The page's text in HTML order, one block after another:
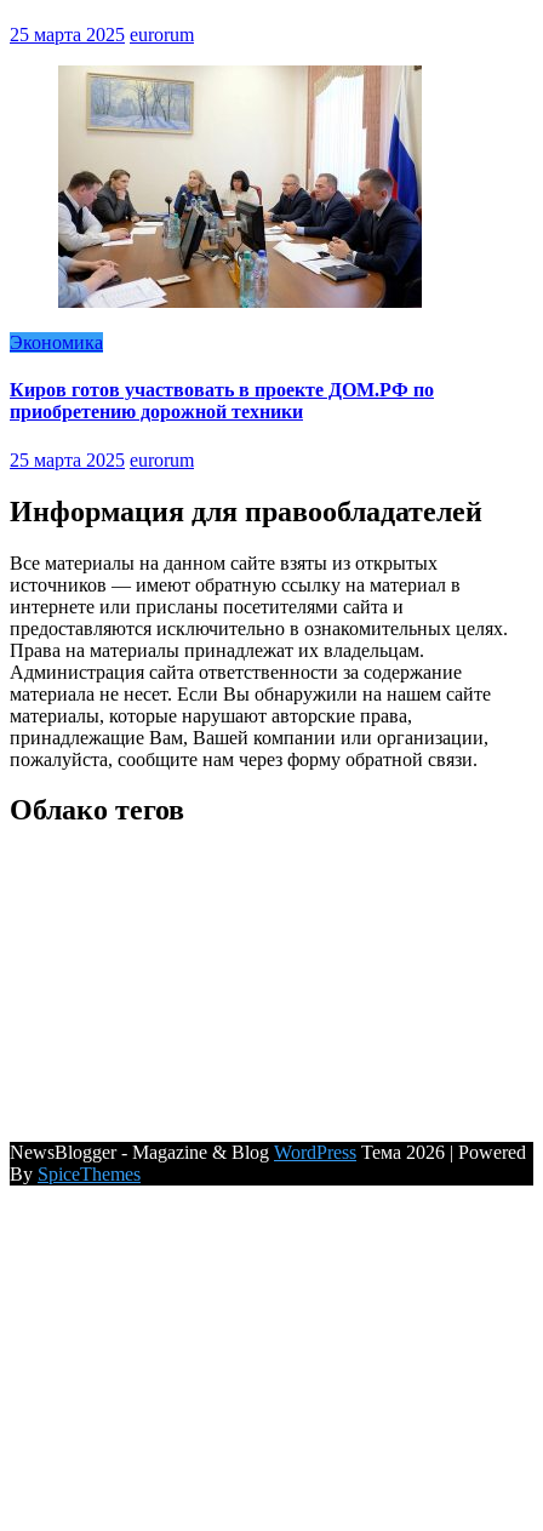
25 марта 2025 eurorum
Экономика
Киров готов участвовать в проекте ДОМ.РФ по
приобретению дорожной техники
25 марта 2025 eurorum
Информация для правообладателей
Все материалы на данном сайте взяты из открытых
источников — имеют обратную ссылку на материал в
интернете или присланы посетителями сайта и
предоставляются исключительно в ознакомительных целях.
Права на материалы принадлежат их владельцам.
Администрация сайта ответственности за содержание
материала не несет. Если Вы обнаружили на нашем сайте
материалы, которые нарушают авторские права,
принадлежащие Вам, Вашей компании или организации,
пожалуйста, сообщите нам через форму обратной связи.
Облако тегов
NewsBlogger - Magazine & Blog WordPress Тема 2026 | Powered
By SpiceThemes